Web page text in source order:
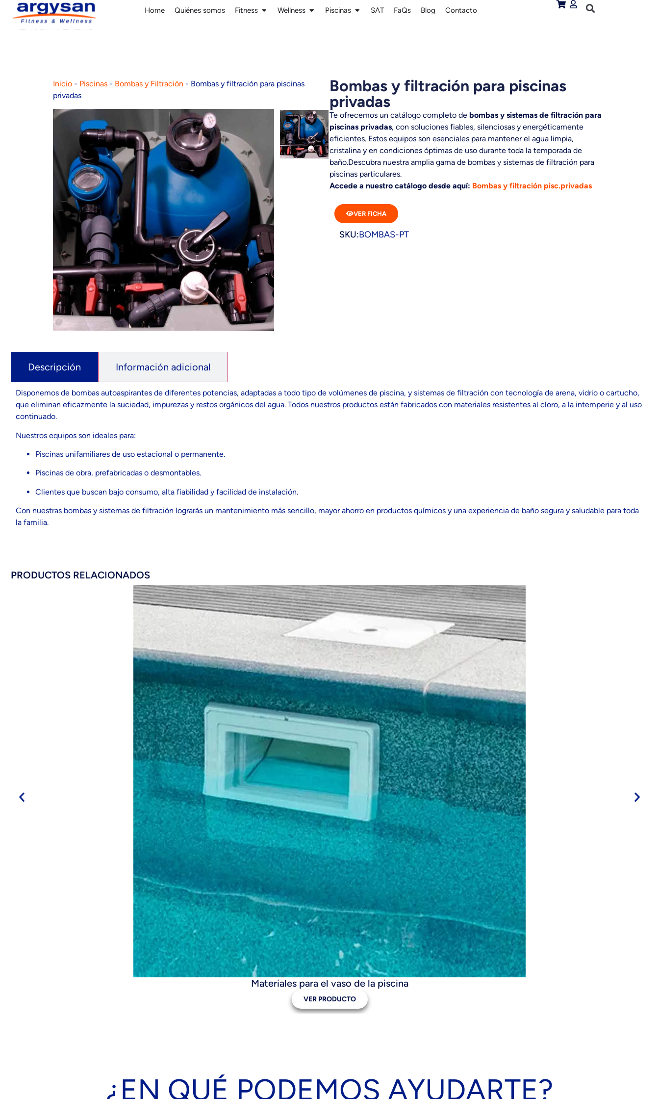
Home Quiénes somos Fitness Wellness Piscinas SAT FaQs Blog Contacto
Bombas y filtración para piscinas
privadas
Te ofrecemos un catálogo completo de bombas y sistemas de filtración para
piscinas privadas, con soluciones fiables, silenciosas y energéticamente
eficientes. Estos equipos son esenciales para mantener el agua limpia,
cristalina y en condiciones óptimas de uso durante toda la temporada de
baño.Descubra nuestra amplia gama de bombas y sistemas de filtración para
piscinas particulares.
Accede a nuestro catálogo desde aquí: Bombas y filtración pisc.privadas
VER FICHA
SKU:BOMBAS-PT
Inicio- Piscinas- Bombas y Filtración - Bombas y filtración para piscinas
privadas
Descripción Información adicional
Disponemos de bombas autoaspirantes de diferentes potencias, adaptadas a todo tipo de volúmenes de piscina, y sistemas de filtración con tecnología de arena, vidrio o cartucho,
que eliminan eficazmente la suciedad, impurezas y restos orgánicos del agua. Todos nuestros productos están fabricados con materiales resistentes al cloro, a la intemperie y al uso
continuado.
Nuestros equipos son ideales para:
Piscinas unifamiliares de uso estacional o permanente.
Piscinas de obra, prefabricadas o desmontables.
Clientes que buscan bajo consumo, alta fiabilidad y facilidad de instalación.
Con nuestras bombas y sistemas de filtración lograrás un mantenimiento más sencillo, mayor ahorro en productos químicos y una experiencia de baño segura y saludable para toda
la familia.
PRODUCTOS RELACIONADOS
Materiales para el vaso de la piscina
VER PRODUCTO
¿EN QUÉ PODEMOS AYUDARTE?